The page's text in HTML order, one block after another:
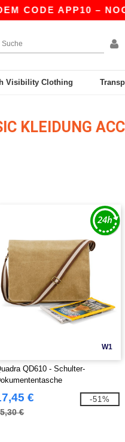
APP10 –
Visibility Clothing
KLEIDUNG
W1
QD610 - Schulter-
€
€
-51%